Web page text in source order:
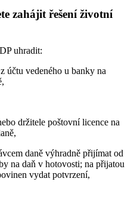
zahájit řešení životní
uhradit:
účtu vedeného u banky na
držitele poštovní licence na
daně výhradně přijímat od
na daň v hotovosti; na přijatou
vydat potvrzení,